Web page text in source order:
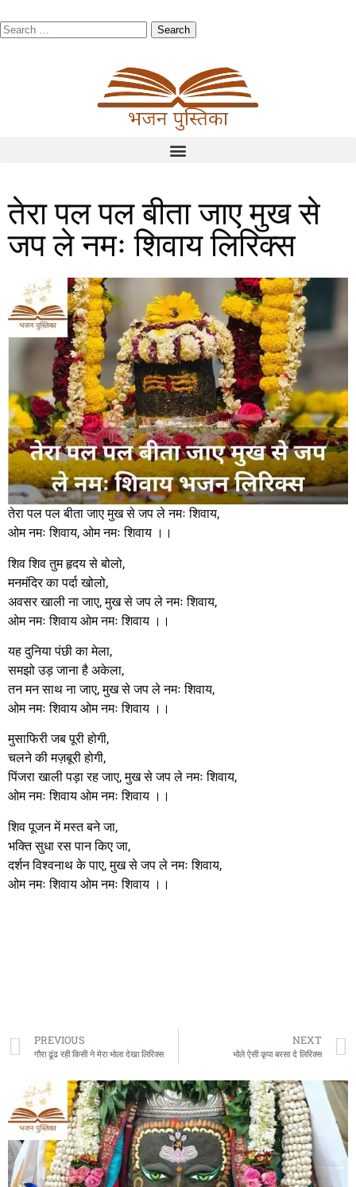
तेरा पल पल बीता जाए मुख से
जप ले नमः शिवाय लिरिक्स
तेरा पल पल बीता जाए मुख से जप ले नमः शिवाय,
ओम नमः शिवाय, ओम नमः शिवाय ।।
शिव शिव तुम हृदय से बोलो,
मनमंदिर का पर्दा खोलो,
अवसर खाली ना जाए, मुख से जप ले नमः शिवाय,
ओम नमः शिवाय ओम नमः शिवाय ।।
यह दुनिया पंछी का मेला,
समझो उड़ जाना है अकेला,
तन मन साथ ना जाए, मुख से जप ले नमः शिवाय,
ओम नमः शिवाय ओम नमः शिवाय ।।
मुसाफिरी जब पूरी होगी,
चलने की मज़बूरी होगी,
पिंजरा खाली पड़ा रह जाए, मुख से जप ले नमः शिवाय,
ओम नमः शिवाय ओम नमः शिवाय ।।
शिव पूजन में मस्त बने जा,
भक्ति सुधा रस पान किए जा,
दर्शन विश्वनाथ के पाए, मुख से जप ले नमः शिवाय,
ओम नमः शिवाय ओम नमः शिवाय ।।
PREVIOUS
गौरा ढूंढ रही किसी ने मेरा भोला देखा लिरिक्स
NEXT
भोले ऐसी कृपा बरसा दे लिरिक्स